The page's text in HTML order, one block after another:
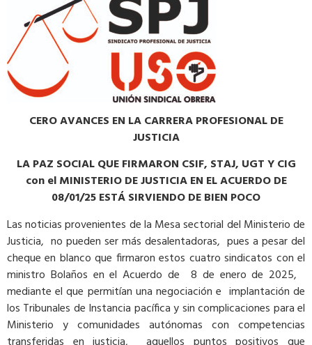
CERO AVANCES EN LA CARRERA PROFESIONAL DE
JUSTICIA
LA PAZ SOCIAL QUE FIRMARON CSIF, STAJ, UGT Y CIG
con el MINISTERIO DE JUSTICIA EN EL ACUERDO DE
08/01/25 ESTÁ SIRVIENDO DE BIEN POCO
Las noticias provenientes de la Mesa sectorial del Ministerio de
Justicia, no pueden ser más desalentadoras, pues a pesar del
cheque en blanco que firmaron estos cuatro sindicatos con el
ministro Bolaños en el Acuerdo de 8 de enero de 2025,
mediante el que permitían una negociación e implantación de
los Tribunales de Instancia pacífica y sin complicaciones para el
Ministerio y comunidades autónomas con competencias